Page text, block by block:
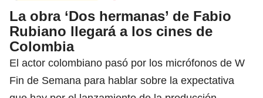
La obra ‘Dos hermanas’ de Fabio
Rubiano llegará a los cines de
Colombia
El actor colombiano pasó por los micrófonos de W
Fin de Semana para hablar sobre la expectativa